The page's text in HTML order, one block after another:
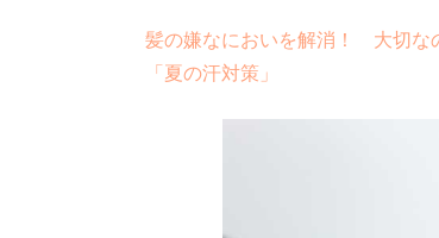
髪の嫌なにおいを解消！ 大切な
「夏の汗対策」